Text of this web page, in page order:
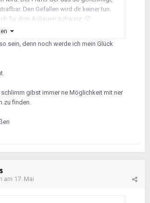
Den Gefallen wird dir keiner tun.
für dein Anliegen schwarz. 😉
vorgesehen. Du benötigst
und 6,5J für die 195er, sowie eine
sein, denn noch werde ich mein Glück
gibst immer ne Möglichkeit mit ner
zu finden.
am 17. Mai